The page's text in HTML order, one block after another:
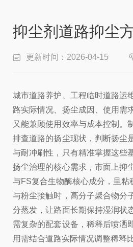
抑尘剂道路抑尘
更新时间：2026-04-15
城市道路养护、工程临时道路运
路实际情况、扬尘成因、使用需
又能兼顾使用效率与成本控制。
排查道路的扬尘现状，判断扬尘
与耐冲刷性，只有精准掌握这些
扬尘治理的核心需求，市面上抑
与FS复合生物酶核心成分，呈
与粉尘接触时，高分子聚合物分
分蒸发，让路面长期保持湿润状
需复杂的配套设备，稀释后喷洒
用需结合道路实际情况调整稀释